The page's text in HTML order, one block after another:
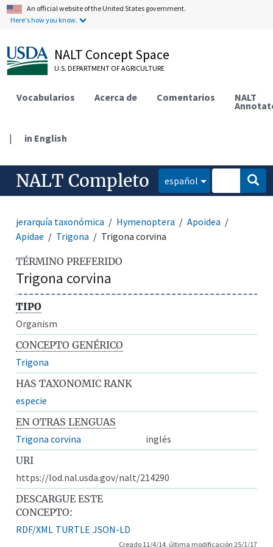
An official website of the United States government.
Here's how you know.
NALT Concept Space
U.S. DEPARTMENT OF AGRICULTURE
Vocabularios Acerca de Comentarios NALT
| in English
NALT Completo español
jerarquía taxonómica Hymenoptera
Apoidea
Apidae
Trigona Trigona corvina
TÉRMINO PREFERIDO
Trigona corvina
TIPO
Organism
CONCEPTO GENÉRICO
Trigona
HAS TAXONOMIC RANK
especie
EN OTRAS LENGUAS
Trigona corvina
inglés
URI
https://lod.nal.usda.gov/nalt/214290
DESCARGUE ESTE
CONCEPTO:
RDF/XML TURTLE JSON-LD
Creado 11/4/14, última modificación 25/1/17